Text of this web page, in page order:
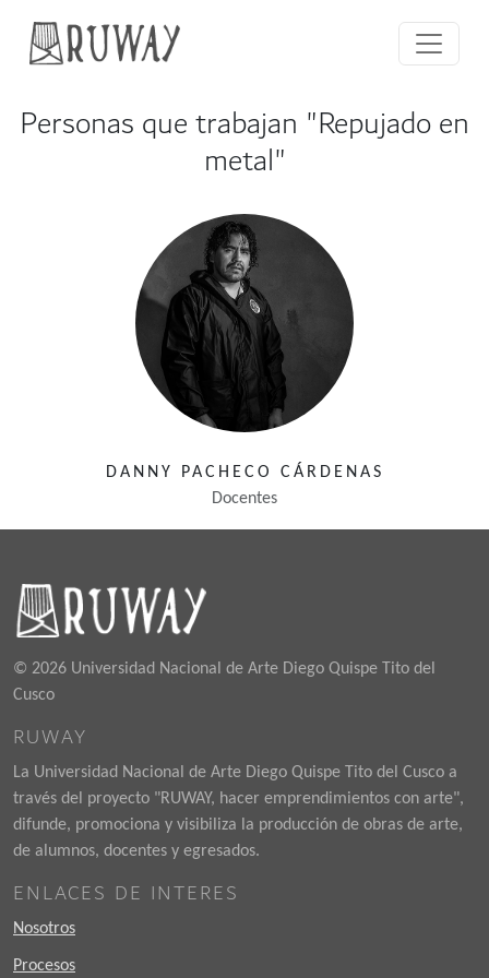
Personas que trabajan "Repujado en
metal"
DANNY PACHECO CÁRDENAS
Docentes
© 2026 Universidad Nacional de Arte Diego Quispe Tito del
Cusco
RUWAY
La Universidad Nacional de Arte Diego Quispe Tito del Cusco a
través del proyecto "RUWAY, hacer emprendimientos con arte",
difunde, promociona y visibiliza la producción de obras de arte,
de alumnos, docentes y egresados.
ENLACES DE INTERES
Nosotros
Procesos